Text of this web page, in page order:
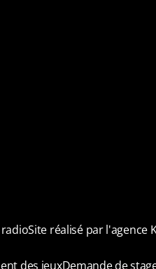
Site réalisé par l'agence
des jeuxDemande de